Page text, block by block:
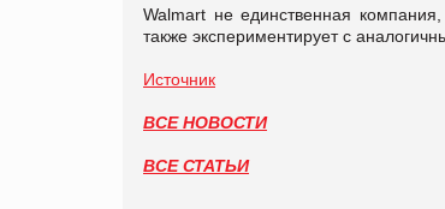
Walmart не единственная
также экспериментирует с
Источник
ВСЕ НОВОСТИ
ВСЕ СТАТЬИ